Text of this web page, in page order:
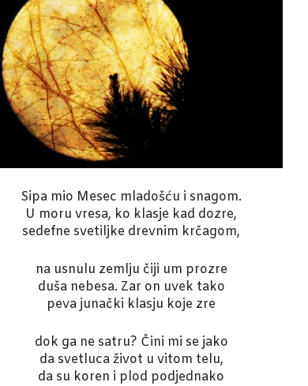
Sipa mio Mesec mladošću i snagom.
U moru vresa, ko klasje kad dozre,
sedefne svetiljke drevnim krčagom,
na usnulu zemlju čiji um prozre
duša nebesa. Zar on uvek tako
peva junački klasju koje zre
dok ga ne satru? Čini mi se jako
da svetluca život u vitom telu,
da su koren i plod podjednako